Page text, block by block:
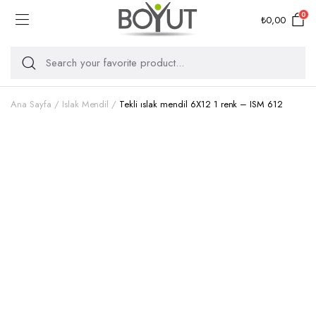
₺0,00 0
Ana Sayfa Islak Mendil Tekli ıslak mendil 6X12 1 renk – ISM 612